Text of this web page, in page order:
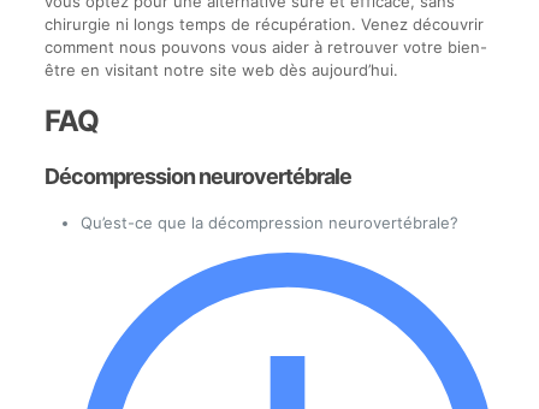
chirurgie ni longs temps de récupération. Venez découvrir
comment nous pouvons vous aider à retrouver votre bien-
être en visitant notre site web dès aujourd’hui.
FAQ
Décompression neurovertébrale
Qu’est-ce que la décompression neurovertébrale?